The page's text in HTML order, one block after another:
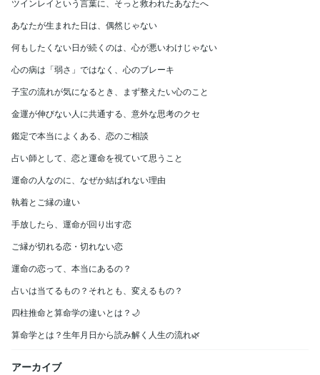
ツインレイという言葉に、そっと救われたあなたへ
あなたが生まれた日は、偶然じゃない
何もしたくない日が続くのは、心が悪いわけじゃない
心の病は「弱さ」ではなく、心のブレーキ
子宝の流れが気になるとき、まず整えたい心のこと
金運が伸びない人に共通する、意外な思考のクセ
鑑定で本当によくある、恋のご相談
占い師として、恋と運命を視ていて思うこと
運命の人なのに、なぜか結ばれない理由
執着とご縁の違い
手放したら、運命が回り出す恋
ご縁が切れる恋・切れない恋
運命の恋って、本当にあるの？
占いは当てるもの？それとも、変えるもの？
四柱推命と算命学の違いとは？🌙
算命学とは？生年月日から読み解く人生の流れ🌿
アーカイブ